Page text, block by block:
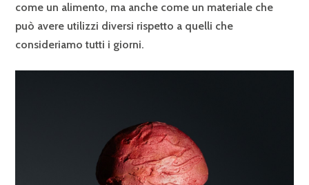
come un alimento, ma anche come un materiale che
può avere utilizzi diversi rispetto a quelli che
consideriamo tutti i giorni.